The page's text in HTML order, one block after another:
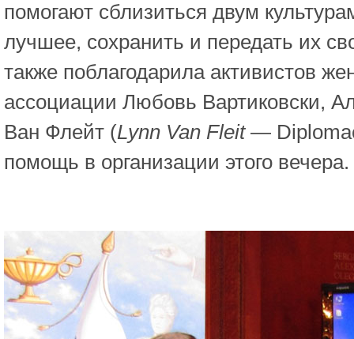
помогают сблизиться двум
лучшее, сохранить и передать их
также поблагодарила активистов
ассоциации Любовь Вартиковски,
Ван Флейт (Lynn Van Fleit—
помощь в организации этого вечера.